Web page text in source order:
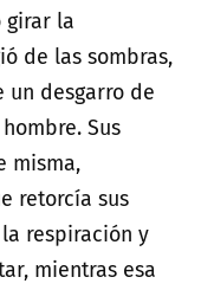
girar la
de las sombras,
un desgarro de
Sus
misma,
retorcía sus
respiración y
mientras esa